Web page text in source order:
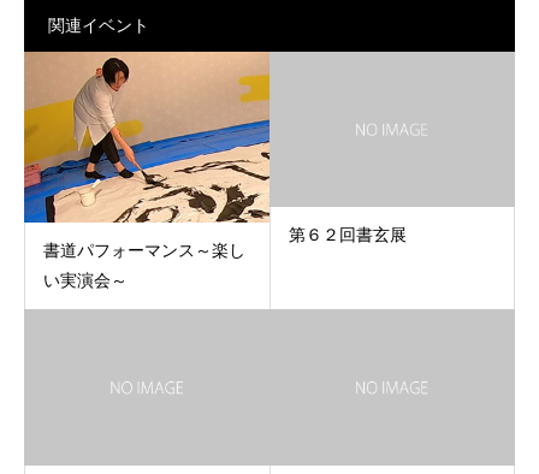
関連イベント
書道パフォーマンス～楽し
い実演会～
第６２回書玄展